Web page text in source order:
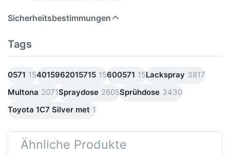
Sicherheitsbestimmungen
Tags
0571 154015962015715 15600571 15Lackspray 3817
Multona 2071Spraydose 2605Sprühdose 3430
Toyota 1C7 Silver met 1
Ähnliche Produkte